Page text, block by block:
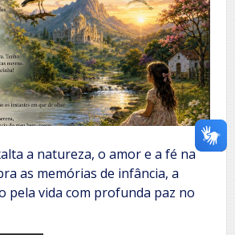
a natureza, o amor e a fé na
as memórias de infância, a
pela vida com profunda paz no